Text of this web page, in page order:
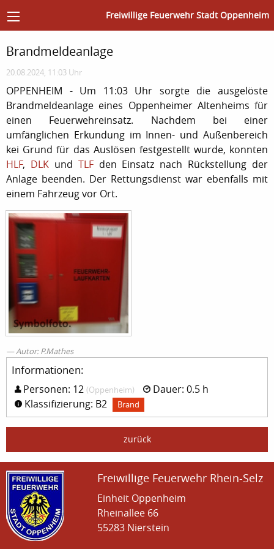
Freiwillige Feuerwehr Stadt Oppenheim
Brandmeldeanlage
20.08.2024, 11:03 Uhr
OPPENHEIM - Um 11:03 Uhr sorgte die ausgelöste
Brandmeldeanlage eines Oppenheimer Altenheims für
einen Feuerwehreinsatz. Nachdem bei einer
umfänglichen Erkundung im Innen- und Außenbereich
kei Grund für das Auslösen festgestellt wurde, konnten
HLF, DLKund TLFden Einsatz nach Rückstellung der
Anlage beenden. Der Rettungsdienst war ebenfalls mit
einem Fahrzeug vor Ort.
Autor: P.Mathes
Informationen:
Personen: 12 (Oppenheim)
Dauer: 0.5 h
Klassifizierung: B2
Brand
zurück
Freiwillige Feuerwehr Rhein-Selz
Einheit Oppenheim
Rheinallee 66
55283 Nierstein